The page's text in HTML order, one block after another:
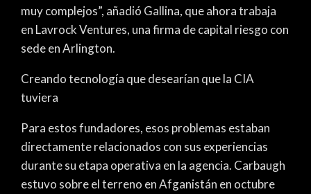
muy complejos”, añadió Gallina, que ahora trabaja
en Lavrock Ventures, una firma de capital riesgo con
sede en Arlington.
Creando tecnología que desearían que la CIA
tuviera
Para estos fundadores, esos problemas estaban
directamente relacionados con sus experiencias
durante su etapa operativa en la agencia. Carbaugh
estuvo sobre el terreno en Afganistán en octubre